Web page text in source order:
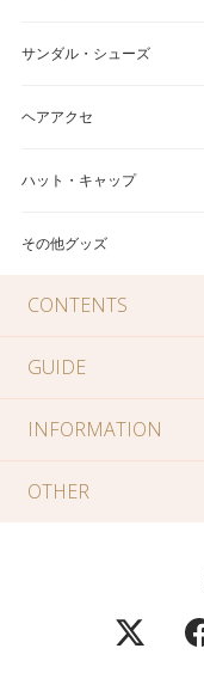
サンダル・シューズ
ヘアアクセ
ハット・キャップ
その他グッズ
CONTENTS
GUIDE
INFORMATION
OTHER